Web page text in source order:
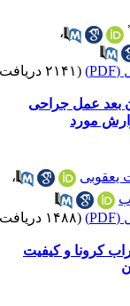
،
(۲۱۴۱ دریافت)
عمل جراحی
مورد
،
(۱۴۸۸ دریافت)
کرونا و کیفیت